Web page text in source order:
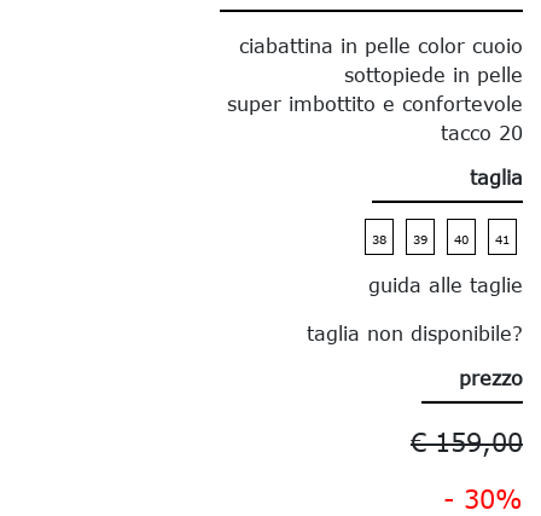
ciabattina in pelle color cuoio
sottopiede in pelle
super imbottito e confortevole
tacco 20
taglia
38 39 40 41
guida alle taglie
taglia non disponibile?
prezzo
€ 159,00
- 30%